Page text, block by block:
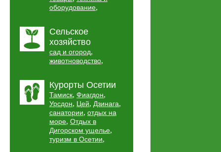
оборудование,
Сельское
хозяйство
сад и огород,
животноводство,
Курорты Осетии
Тамиск, Фиагдон,
Урсдон, Цей, Дзинага,
санатории, отдых на
море, Отдых в
Дигорском ущелье,
туризм в Осетии,